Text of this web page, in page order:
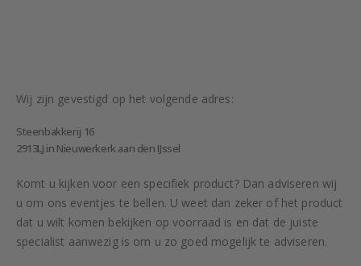
Wij zijn gevestigd op het volgende adres:
Steenbakkerij 16
2913LJ in Nieuwerkerk aan den IJssel
Komt u kijken voor een specifiek product? Dan adviseren wij
u om ons eventjes te bellen. U weet dan zeker of het product
dat u wilt komen bekijken op voorraad is en dat de juiste
specialist aanwezig is om u zo goed mogelijk te adviseren.